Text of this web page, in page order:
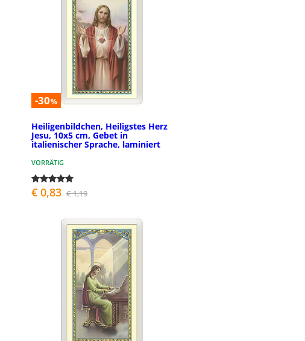
-30%
Heiligenbildchen, Heiligstes Herz
Jesu, 10x5 cm, Gebet in
italienischer Sprache, laminiert
VORRÄTIG
€ 0,83 € 1,19